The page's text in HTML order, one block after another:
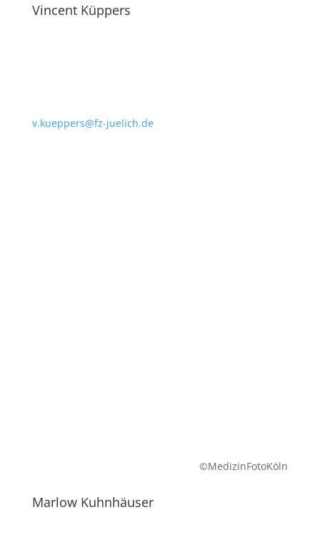
Vincent Küppers
v.kueppers@fz-juelich.de
©MedizinFotoKöln
Marlow Kuhnhäuser